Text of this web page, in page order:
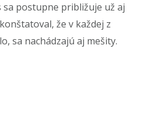
postupne približuje už aj
že v každej z
sa nachádzajú aj mešity.